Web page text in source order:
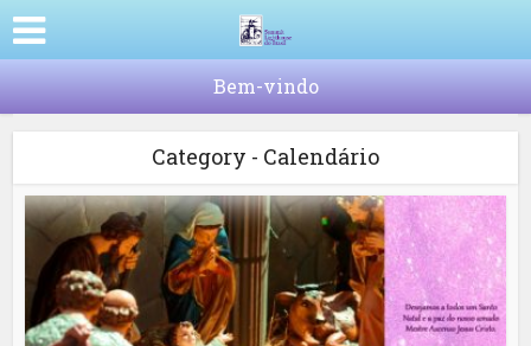
Bem-vindo
Category - Calendário